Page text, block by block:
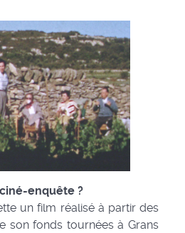
enquête ?
un film réalisé à partir des
son fonds tournées à Grans